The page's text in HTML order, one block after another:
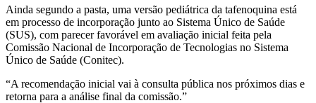
Ainda segundo a pasta, uma versão pediátrica da tafenoquina está
em processo de incorporação junto ao Sistema Único de Saúde
(SUS), com parecer favorável em avaliação inicial feita pela
Comissão Nacional de Incorporação de Tecnologias no Sistema
Único de Saúde (Conitec).
“A recomendação inicial vai à consulta pública nos próximos dias e
retorna para a análise final da comissão.”